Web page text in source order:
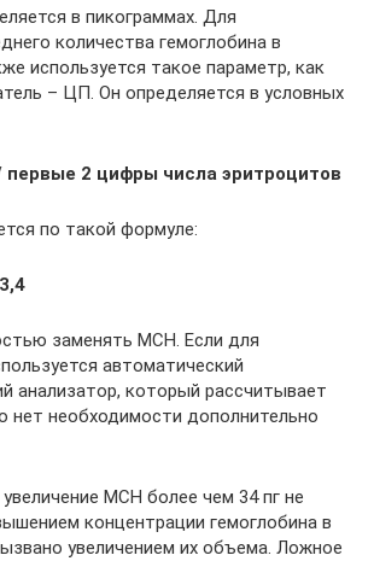
в пикограммах. Для
количества гемоглобина в
используется такое параметр, как
– ЦП. Он определяется в условных
первые 2 цифры числа эритроцитов
по такой формуле:
заменять MCH. Если для
автоматический
анализатор, который рассчитывает
нет необходимости дополнительно
MCH более чем 34 пг не
концентрации гемоглобина в
увеличением их объема. Ложное